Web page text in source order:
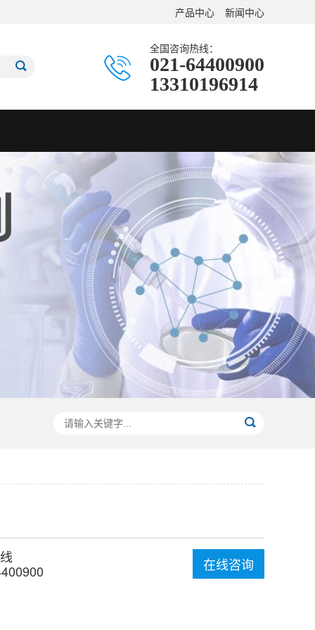
产品中心 新闻中心
全国咨询热线：
021-64400900
13310196914
在线咨询